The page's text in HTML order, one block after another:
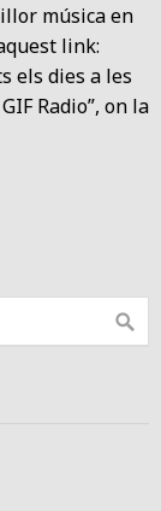
música en
link:
els dies a les
Radio”, on la